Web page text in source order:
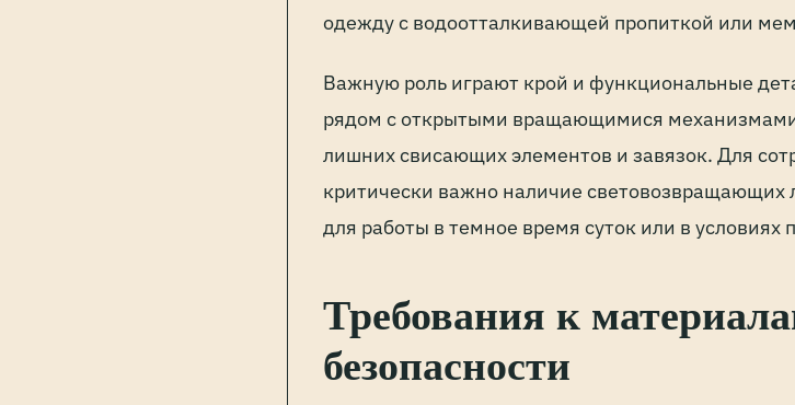
одежду с водоотталкивающей пропиткой или
Важную роль играют крой и функциональные
рядом с открытыми вращающимися
лишних свисающих элементов и завязок. Для
критически важно наличие световозвращающих
для работы в темное время суток или в
Требования к
безопасности